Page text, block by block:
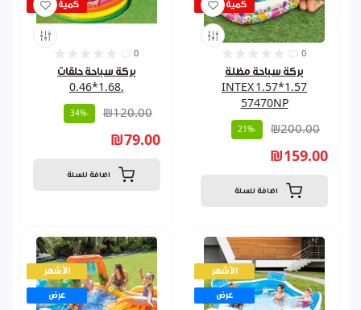
كمية قليلة
0
بركة سباحة حلقات
,1.68*0.46
₪120.00
-34%
₪79.00
اضافة للسلة
كمية قليلة
0
بركة سباحة مظلة
1.57*1.57 INTEX
57470NP
₪200.00
-21%
₪159.00
اضافة للسلة
الأشهر
عرض
الأشهر
عرض